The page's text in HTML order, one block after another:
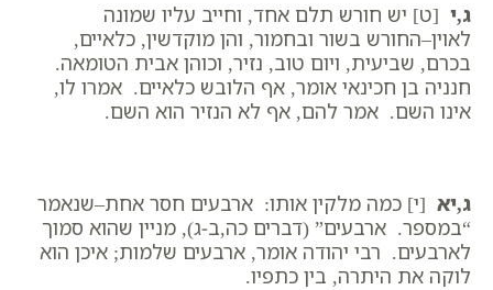
ג,י [ט] יש חורש תלם אחד, וחייב עליו שמונה
לאוין–החורש בשור ובחמור, והן מוקדשין, כלאיים,
בכרם, שביעית, ויום טוב, נזיר, וכוהן אבית הטומאה.
חנניה בן חכינאי אומר, אף הלובש כלאיים. אמרו לו,
אינו השם. אמר להם, אף לא הנזיר הוא השם.
ג,יא [י] כמה מלקין אותו: ארבעים חסר אחת–שנאמר
“במספר. ארבעים” (דברים כה,ב-ג), מניין שהוא סמוך
לארבעים. רבי יהודה אומר, ארבעים שלמות; איכן הוא
לוקה את היתרה, בין כתפיו.